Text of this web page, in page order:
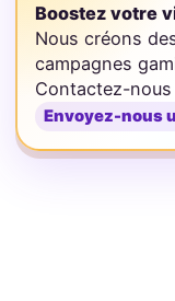
Boostez votre
Nous créons
campagnes
Contactez-
Envoyez-nous